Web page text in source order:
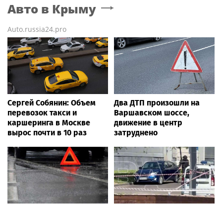
Авто в Крыму
Auto.russia24.pro
Сергей Собянин: Объем
перевозок такси и
каршеринга в Москве
вырос почти в 10 раз
Два ДТП произошли на
Варшавском шоссе,
движение в центр
затруднено